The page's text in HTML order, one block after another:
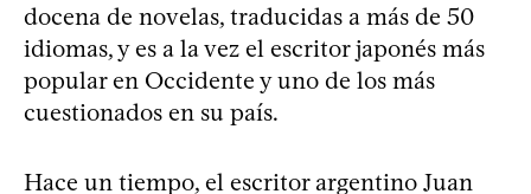
docena de novelas, traducidas a más de 50
idiomas, y es a la vez el escritor japonés más
popular en Occidente y uno de los más
cuestionados en su país.
Hace un tiempo, el escritor argentino Juan